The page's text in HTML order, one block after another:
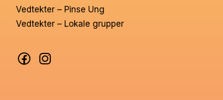
Vedtekter – Pinse Ung
Vedtekter – Lokale grupper